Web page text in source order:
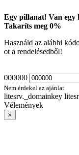
Egy pillanat! Van egy
Takaríts meg 0%
Használd az alábbi
ot a rendelésedből!
000000
Nem érdekel az ajánlat
litesrv._domainkey
Vélemények
×